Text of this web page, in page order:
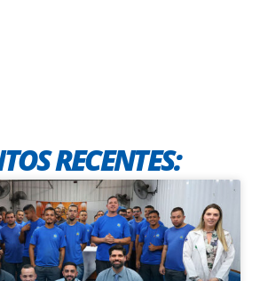
RECENTES: